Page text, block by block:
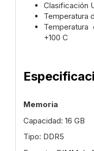
Clasificación
Temperatura
+100 C
Memoria
Capacidad: 16 GB
Tipo: DDR5